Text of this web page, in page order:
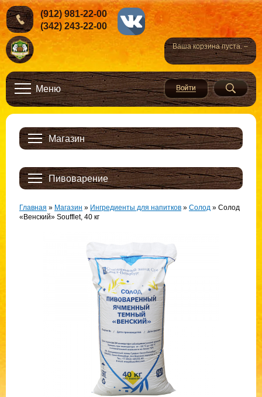
Ваша корзина пуста. –
(912) 981-22-00
(342) 243-22-00
Меню
Магазин
Пивоварение
Главная » Магазин » Ингредиенты для напитков » Солод » Солод
«Венский» Soufflet, 40 кг